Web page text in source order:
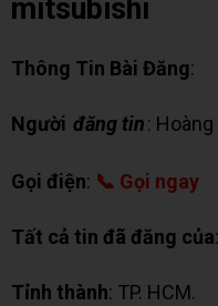
mitsubishi
Thông Tin Bài Đăng:
Người đăng tin:
Gọi điện: 📞 Gọi ngay
Tất cả tin đã đăng của:
Tỉnh thành: TP. HCM.